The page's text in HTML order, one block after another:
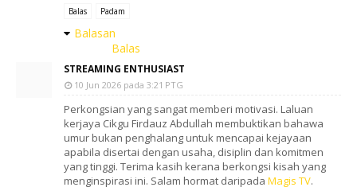
Balas Padam
Balasan
Balas
STREAMING ENTHUSIAST
10 Jun 2026 pada 3:21 PTG
Perkongsian yang sangat memberi motivasi. Laluan
kerjaya Cikgu Firdauz Abdullah membuktikan bahawa
umur bukan penghalang untuk mencapai kejayaan
apabila disertai dengan usaha, disiplin dan komitmen
yang tinggi. Terima kasih kerana berkongsi kisah yang
menginspirasi ini. Salam hormat daripada Magis TV.